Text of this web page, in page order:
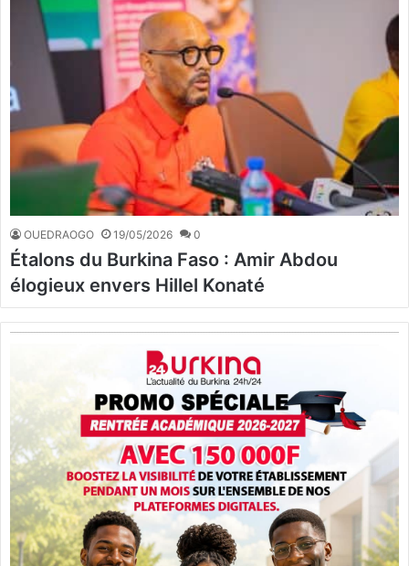
OUEDRAOGO 19/05/2026 0
Étalons du Burkina Faso : Amir Abdou
élogieux envers Hillel Konaté